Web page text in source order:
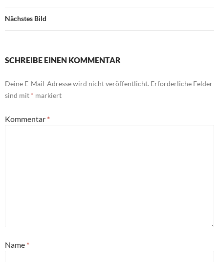
Nächstes Bild
SCHREIBE EINEN KOMMENTAR
Deine E-Mail-Adresse wird nicht veröffentlicht. Erforderliche Felder
sind mit * markiert
Kommentar *
Name *